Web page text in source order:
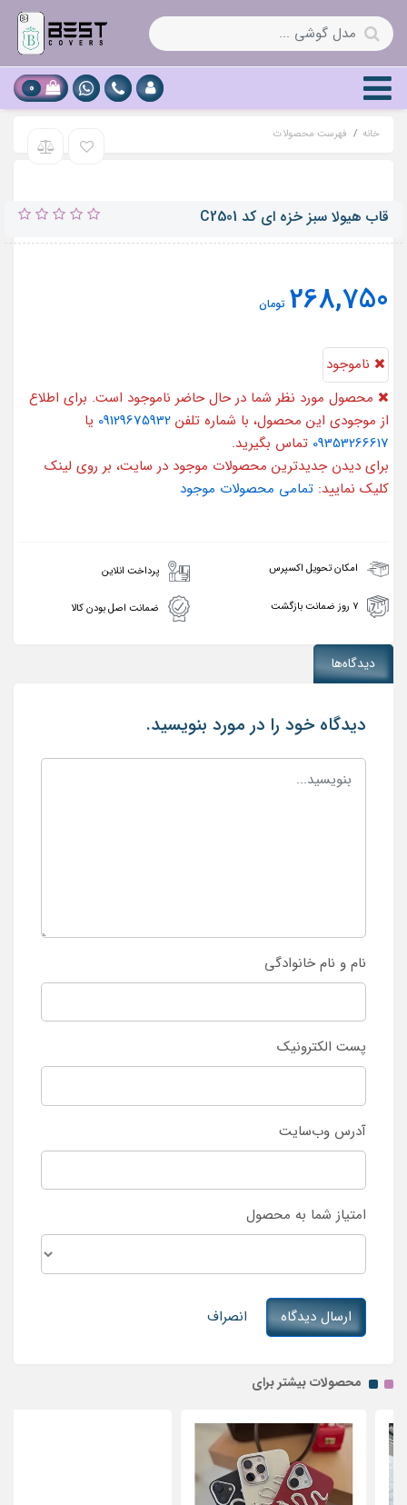
0
خانه فهرست محصولات
قاب هیولا سبز خزه ای کد C2501
268,750 تومان
ناموجود
محصول مورد نظر شما در حال حاضر ناموجود است. برای اطلاع
از موجودی این محصول، با شماره تلفن 09129675932 یا
09353266617 تماس بگیرید.
برای دیدن جدیدترین محصولات موجود در سایت، بر روی لینک
کلیک نمایید: تمامی محصولات موجود
امکان تحویل اکسپرس پرداخت انلاین
۷ روز ضمانت بازگشت ضمانت اصل بودن کالا
دیدگاه‌ها
دیدگاه خود را در مورد بنویسید.
نام و نام خانوادگی
پست الکترونیک
آدرس وب‌سایت
امتیاز شما به محصول
ارسال دیدگاه انصراف
محصولات بیشتر برای